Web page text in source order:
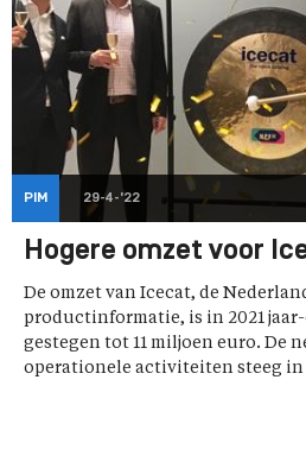
PIM 29-4-'22
Hogere omzet voor
De omzet van Icecat, de
productinformatie, is in 2021
gestegen tot 11 miljoen euro. De
operationele activiteiten steeg in